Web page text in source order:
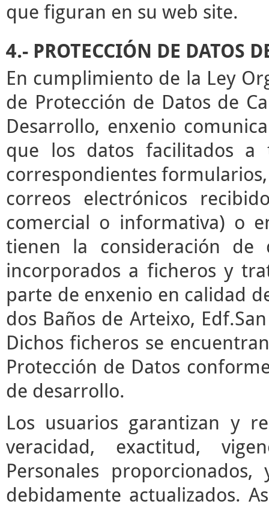
que figuran en su web site.
4.- PROTECCIÓN DE DATOS
En cumplimiento de la Ley
de Protección de Datos de
Desarrollo, enxenio
que los datos facilitados
correspondientes
correos electrónicos
comercial o informativa) o
tienen la consideración de
incorporados a ficheros y
parte de enxenio en calidad
dos Baños de Arteixo,
Dichos ficheros se
Protección de Datos
de desarrollo.
Los usuarios garantizan y
veracidad, exactitud,
Personales
debidamente actualizados.